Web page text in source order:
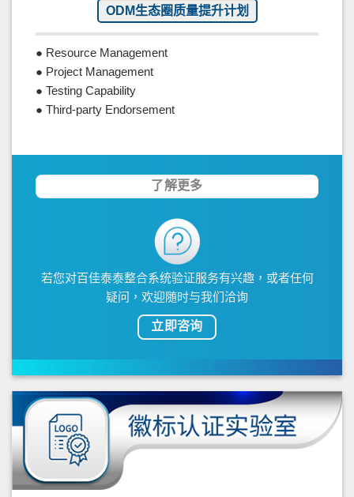
ODM生态圈质量提升计划
● Resource Management
● Project Management
● Testing Capability
● Third-party Endorsement
了解更多
若您对百佳泰泰整合系统验证服务有兴趣，或者任何
疑问，欢迎随时与我们洽询
立即咨询